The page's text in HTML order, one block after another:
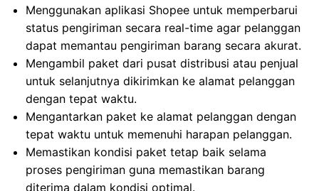
Menggunakan aplikasi Shopee untuk memperbarui
status pengiriman secara real-time agar pelanggan
dapat memantau pengiriman barang secara akurat.
Mengambil paket dari pusat distribusi atau penjual
untuk selanjutnya dikirimkan ke alamat pelanggan
dengan tepat waktu.
Mengantarkan paket ke alamat pelanggan dengan
tepat waktu untuk memenuhi harapan pelanggan.
Memastikan kondisi paket tetap baik selama
proses pengiriman guna memastikan barang
diterima dalam kondisi optimal.